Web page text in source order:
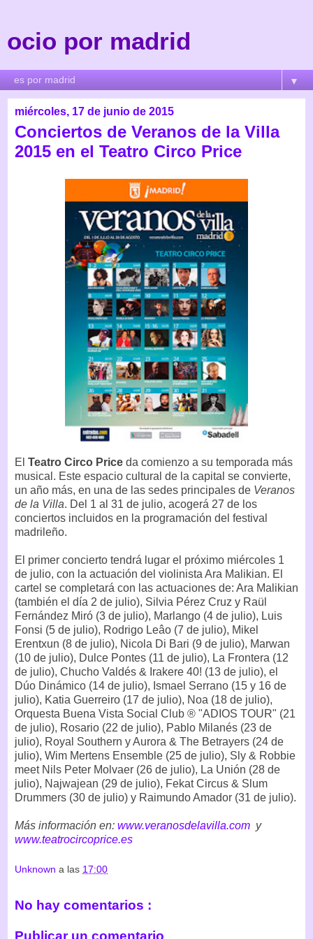
ocio por madrid
▼
miércoles, 17 de junio de 2015
Conciertos de Veranos de la Villa
2015 en el Teatro Circo Price
El Teatro Circo Price da comienzo a su temporada más
musical. Este espacio cultural de la capital se convierte,
un año más, en una de las sedes principales de Veranos
de la Villa. Del 1 al 31 de julio, acogerá 27 de los
conciertos incluidos en la programación del festival
madrileño.
El primer concierto tendrá lugar el próximo miércoles 1
de julio, con la actuación del violinista Ara Malikian. El
cartel se completará con las actuaciones de: Ara Malikian
(también el día 2 de julio), Silvia Pérez Cruz y Raül
Fernández Miró (3 de julio), Marlango (4 de julio), Luis
Fonsi (5 de julio), Rodrigo Leâo (7 de julio), Mikel
Erentxun (8 de julio), Nicola Di Bari (9 de julio), Marwan
(10 de julio), Dulce Pontes (11 de julio), La Frontera (12
de julio), Chucho Valdés & Irakere 40! (13 de julio), el
Dúo Dinámico (14 de julio), Ismael Serrano (15 y 16 de
julio), Katia Guerreiro (17 de julio), Noa (18 de julio),
Orquesta Buena Vista Social Club ® "ADIOS TOUR" (21
de julio), Rosario (22 de julio), Pablo Milanés (23 de
julio), Royal Southern y Aurora & The Betrayers (24 de
julio), Wim Mertens Ensemble (25 de julio), Sly & Robbie
meet Nils Peter Molvaer (26 de julio), La Unión (28 de
julio), Najwajean (29 de julio), Fekat Circus & Slum
Drummers (30 de julio) y Raimundo Amador (31 de julio).
Más información en: www.veranosdelavilla.com y
www.teatrocircoprice.es
Unknown a las 17:00
No hay comentarios :
Publicar un comentario